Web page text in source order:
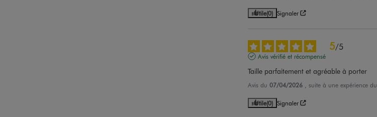
Utile(0) Signaler
5/5
Avis vérifié et récompensé
Taille parfaitement et agréable à porter
Avis du 07/04/2026 , suite à une expérience du
Utile(0) Signaler